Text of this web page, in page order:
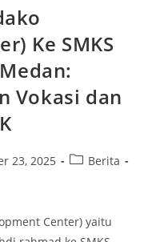
Ke SMKS
Vokasi dan
23, 2025
PostBerita
Center) yaitu